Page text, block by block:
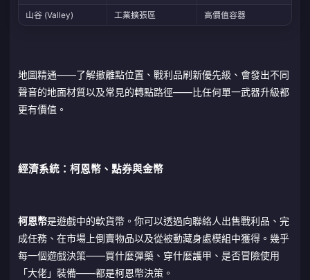
山谷 (Valley)
工業擴張區 高價值容器
地圖精通——了解撤離點位置、戰利品刷新優先級、會發出不同
聲音的地面材質以及常見的轉點路徑——比任何單一武器升級都
更有價值。
經濟系統：柯恩幣、點券與金幣
柯恩幣是遊戲中的軟貨幣。你可以透過向聯絡人出售戰利品、完
成任務、在市場上倒賣物品以及從被動藏身處模組中獲得。幾乎
每一個遊戲決策——買什麼彈藥、穿什麼護甲、是否冒險使用
「大佬」裝備——都是柯恩幣決策。